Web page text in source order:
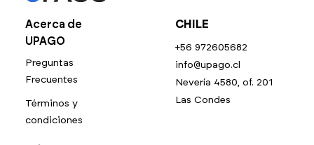
Acerca de
UPAGO
Preguntas
Frecuentes
Términos y
condiciones
CHILE
+56 972605682
info@upago.cl
Nevería 4580, of. 201
Las Condes